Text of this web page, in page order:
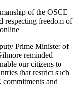
of the OSCE
respecting freedom of
Prime Minister of
reminded
our citizens to
that restrict such
commitments and